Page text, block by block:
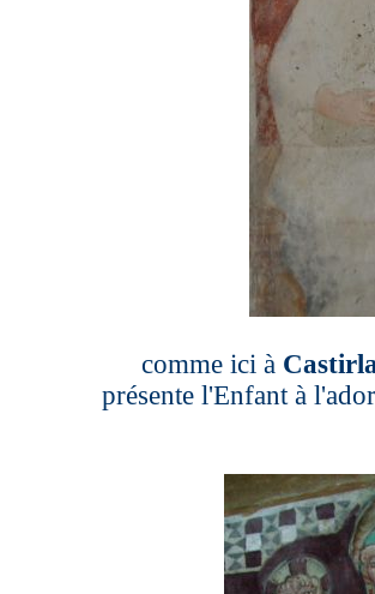
comme ici à
présente l'Enfantà